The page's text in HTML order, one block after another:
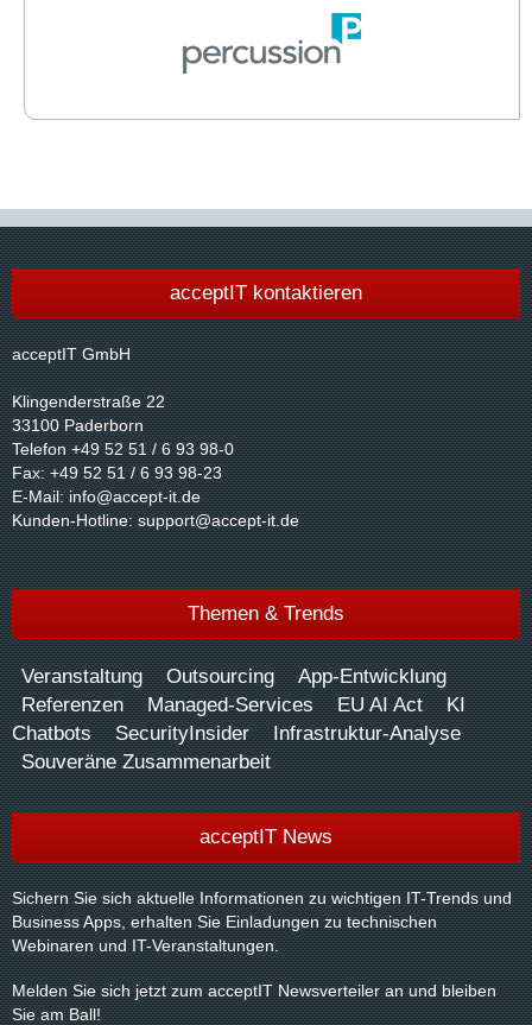
acceptIT kontaktieren
acceptIT GmbH
Klingenderstraße 22
33100 Paderborn
Telefon +49 52 51 / 6 93 98-0
Fax: +49 52 51 / 6 93 98-23
E-Mail: info@accept-it.de
Kunden-Hotline: support@accept-it.de
Themen & Trends
Veranstaltung Outsourcing
App-Entwicklung
Referenzen
Managed-Services EU AI Act
KI
Chatbots
SecurityInsider
Infrastruktur-Analyse
Souveräne Zusammenarbeit
acceptIT News
Sichern Sie sich aktuelle Informationen zu wichtigen IT-Trends und
Business Apps, erhalten Sie Einladungen zu technischen
Webinaren und IT-Veranstaltungen.
Melden Sie sich jetzt zum acceptIT Newsverteiler an und bleiben
Sie am Ball!